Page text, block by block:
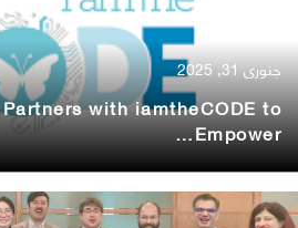
جنوری 31, 2025
Partners with iamtheCODE to
Empower…